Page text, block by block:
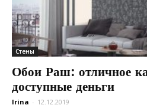
Стены
Обои Раш: отличное
доступные деньги
Irina - 12.12.2019